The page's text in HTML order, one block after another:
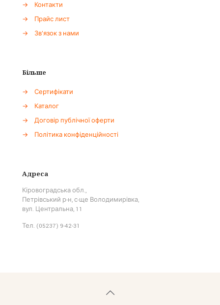
→
Контакти
→
Прайс лист
→
Зв'язок з нами
Більше
→
Сертифікати
→
Каталог
→
Договір публічної оферти
→
Політика конфіденційності
Адреса
Кіровоградська обл.,
Петрівський р-н, с-ще Володимирівка,
вул. Центральна, 11
Тел. (05237) 9-42-31